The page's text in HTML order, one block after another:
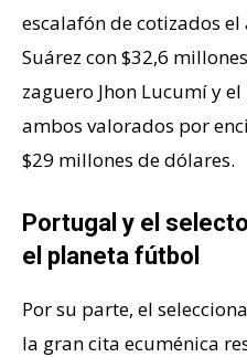
escalafón de cotizados
Suárez con $32,6
zaguero Jhon Lucumí y
ambos valorados por
$29 millones de dólares.
Portugal y el
el planeta fútbol
Por su parte, el
la gran cita ecuménica